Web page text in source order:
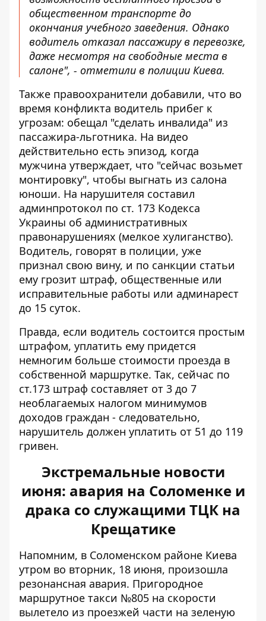
общественном транспорте до
окончания учебного заведения. Однако
водитель отказал пассажиру в перевозке,
даже несмотря на свободные места в
салоне", - отметили в полиции Киева.
Также правоохранители добавили, что во
время конфликта водитель прибег к
угрозам: обещал "сделать инвалида" из
пассажира-льготника. На видео
действительно есть эпизод, когда
мужчина утверждает, что "сейчас возьмет
монтировку", чтобы выгнать из салона
юноши. На нарушителя составил
админпротокол по ст. 173 Кодекса
Украины об административных
правонарушениях (мелкое хулиганство).
Водитель, говорят в полиции, уже
признал свою вину, и по санкции статьи
ему грозит штраф, общественные или
исправительные работы или админарест
до 15 суток.
Правда, если водитель состоится простым
штрафом, уплатить ему придется
немногим больше стоимости проезда в
собственной маршрутке. Так, сейчас по
ст.173 штраф составляет от 3 до 7
необлагаемых налогом минимумов
доходов граждан - следовательно,
нарушитель должен уплатить от 51 до 119
гривен.
Экстремальные новости
июня: авария на Соломенке и
драка со служащими ТЦК на
Крещатике
Напомним, в Соломенском районе Киева
утром во вторник, 18 июня, произошла
резонансная авария. Пригородное
маршрутное такси №805 на скорости
вылетело из проезжей части на зеленую